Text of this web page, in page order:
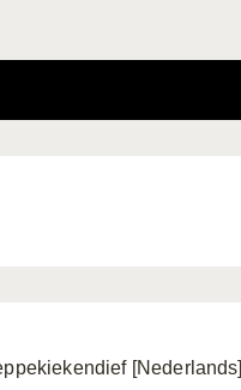
[Nederlands]